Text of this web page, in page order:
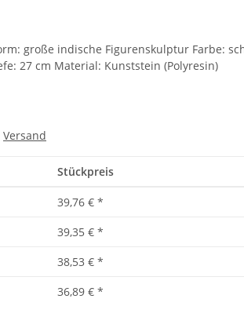
große indische Figurenskulptur Farbe:
27 cm Material: Kunststein (Polyresin)
Versand
Stückpreis
39,76 € *
39,35 € *
38,53 € *
36,89 € *